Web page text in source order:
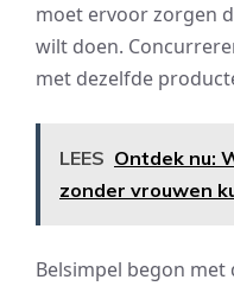
moet ervoor zorgen
wilt doen.
met dezelfde
LEES Ontdek nu:
zonder vrouwen
Belsimpel begon